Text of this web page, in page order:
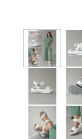
Железногорск
Казань
Калуга
Красногорск
Красноярск
Курск